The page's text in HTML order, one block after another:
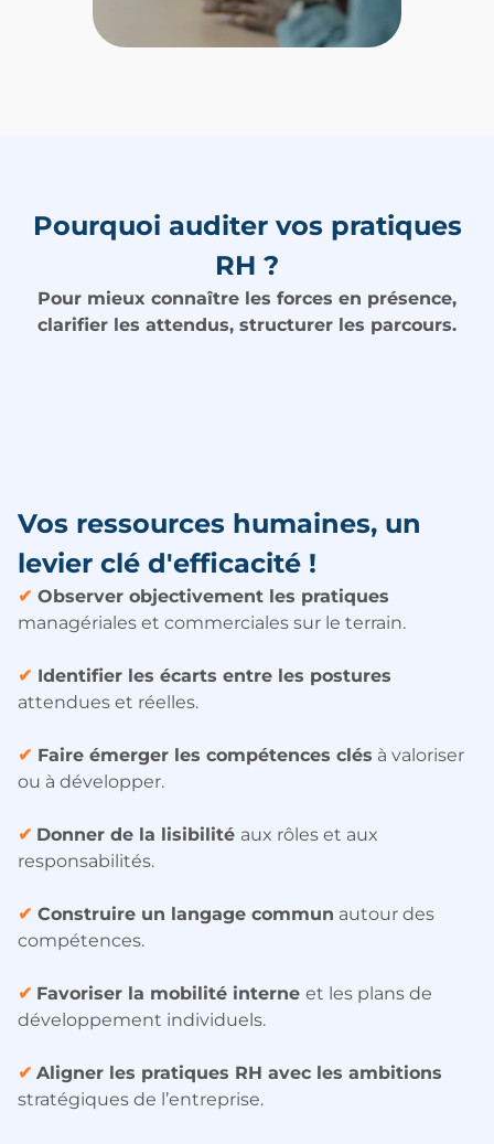
Pourquoi auditer vos pratiques
RH ?
Pour mieux connaître les forces en présence,
clarifier les attendus, structurer les parcours.
Vos ressources humaines, un
levier clé d'efficacité !
✔ Observer objectivement les pratiques
managériales et commerciales sur le terrain.
✔ Identifier les écarts entre les postures
attendues et réelles.
✔ Faire émerger les compétences clés à valoriser
ou à développer.
✔ Donner de la lisibilité aux rôles et aux
responsabilités.
✔ Construire un langage commun autour des
compétences.
✔ Favoriser la mobilité interne et les plans de
développement individuels.
✔ Aligner les pratiques RH avec les ambitions
stratégiques de l’entreprise.